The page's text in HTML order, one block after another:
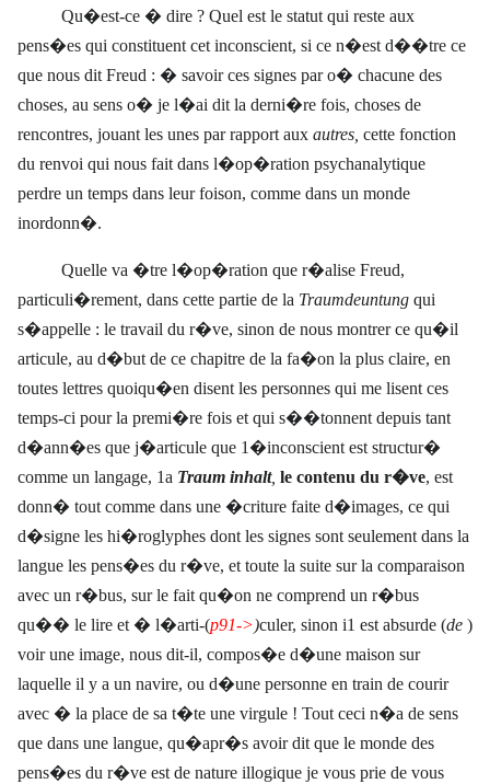
Qu�est-ce � dire ? Quel est le statut qui reste aux
pens�es qui constituent cet inconscient, si ce n�est d��tre ce
que nous dit Freud : � savoir ces signes par o� chacune des
choses, au sens o� je l�ai dit la derni�re fois, choses de
rencontres, jouant les unes par rapport aux autres, cette fonction
du renvoi qui nous fait dans l�op�ration psychanalytique
perdre un temps dans leur foison, comme dans un monde
inordonn�.
Quelle va �tre l�op�ration que r�alise Freud,
particuli�rement, dans cette partie de la Traumdeuntung qui
s�appelle : le travail du r�ve, sinon de nous montrer ce qu�il
articule, au d�but de ce chapitre de la fa�on la plus claire, en
toutes lettres quoiqu�en disent les personnes qui me lisent ces
temps-ci pour la premi�re fois et qui s��tonnent depuis tant
d�ann�es que j�articule que 1�inconscient est structur�
comme un langage, 1a Traum inhalt, le contenu du r�ve, est
donn� tout comme dans une �criture faite d�images, ce qui
d�signe les hi�roglyphes dont les signes sont seulement dans la
langue les pens�es du r�ve, et toute la suite sur la comparaison
avec un r�bus, sur le fait qu�on ne comprend un r�bus
qu�� le lire et � l�arti-(p91->)culer, sinon i1 est absurde (de )
voir une image, nous dit-il, compos�e d�une maison sur
laquelle il y a un navire, ou d�une personne en train de courir
avec � la place de sa t�te une virgule ! Tout ceci n�a de sens
que dans une langue, qu�apr�s avoir dit que le monde des
pens�es du r�ve est de nature illogique je vous prie de vous